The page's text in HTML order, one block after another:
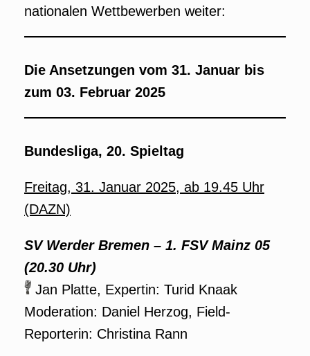
nationalen Wettbewerben weiter:
Die Ansetzungen vom 31. Januar bis
zum 03. Februar 2025
Bundesliga, 20. Spieltag
Freitag, 31. Januar 2025, ab 19.45 Uhr
(DAZN)
SV Werder Bremen – 1. FSV Mainz 05
(20.30 Uhr)
Jan Platte, Expertin: Turid Knaak
Moderation: Daniel Herzog, Field-
Reporterin: Christina Rann